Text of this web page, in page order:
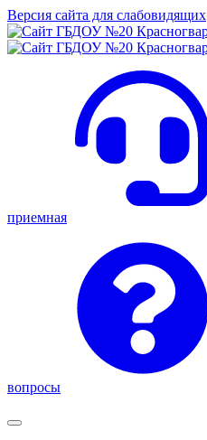
Версия сайта для слабовидящих
приемная
вопросы